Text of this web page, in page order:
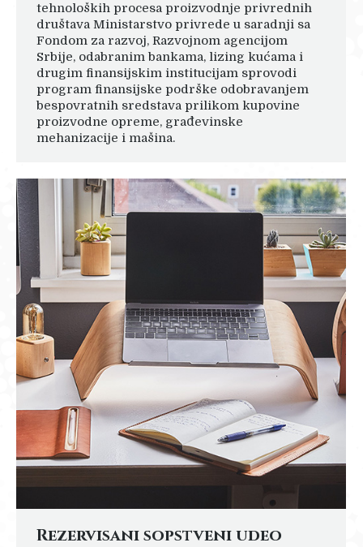
tehnoloških procesa proizvodnje privrednih
društava Ministarstvo privrede u saradnji sa
Fondom za razvoj, Razvojnom agencijom
Srbije, odabranim bankama, lizing kućama i
drugim finansijskim institucijam sprovodi
program finansijske podrške odobravanjem
bespovratnih sredstava prilikom kupovine
proizvodne opreme, građevinske
mehanizacije i mašina.
Rezervisani sopstveni udeo